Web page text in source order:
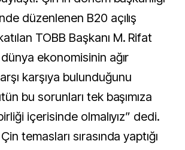
düzenlenen B20 açılış
TOBB Başkanı M. Rifat
dünya ekonomisinin ağır
karşıya bulunduğunu
bu sorunları tek başımıza
içerisinde olmalıyız” dedi.
temasları sırasında yaptığı